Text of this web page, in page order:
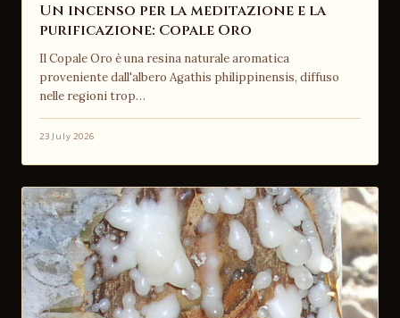
Un incenso per la meditazione e la
purificazione: Copale Oro
Il Copale Oro è una resina naturale aromatica
proveniente dall'albero Agathis philippinensis, diffuso
nelle regioni trop…
23 July 2026